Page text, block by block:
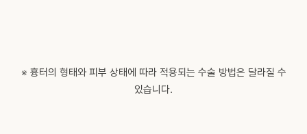
※ 흉터의 형태와 피부 상태에 따라 적용되는 수술 방법은 달라질 수
있습니다.